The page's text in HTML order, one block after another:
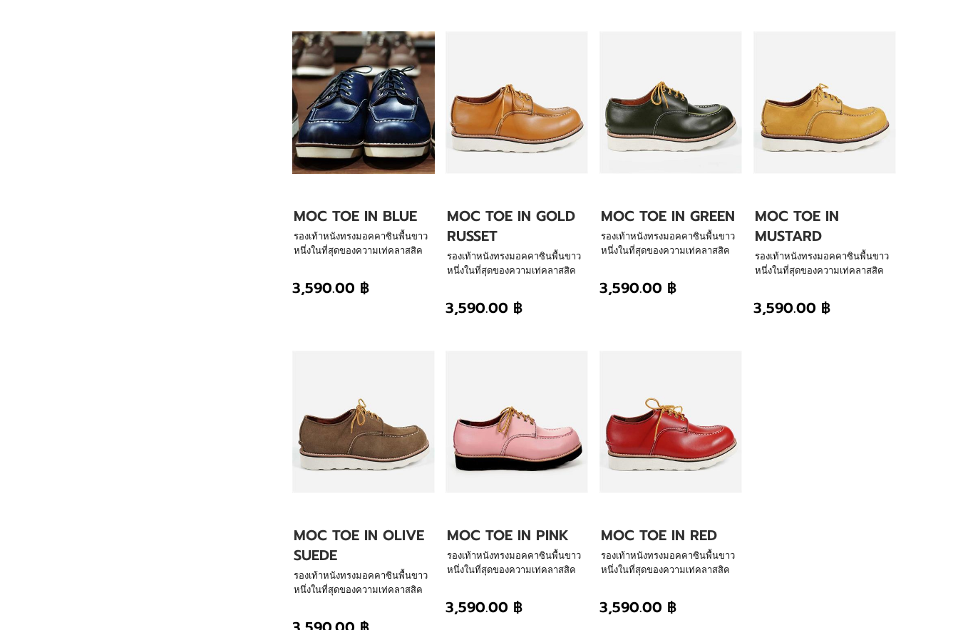
MOC TOE IN BLUE
รองเท้าหนังทรงมอคคาซินพื้นขาว
หนึ่งในที่สุดของความเท่คลาสสิค
การสรรสร้างของเรา พื้นนิ่ม น้ำ
3,590.00 ฿
MOC TOE IN GOLD
RUSSET
รองเท้าหนังทรงมอคคาซินพื้นขาว
หนึ่งในที่สุดของความเท่คลาสสิค
การสรรสร้างของเรา พื้นนิ่ม น้ำ
3,590.00 ฿
MOC TOE IN GREEN
รองเท้าหนังทรงมอคคาซินพื้นขาว
หนึ่งในที่สุดของความเท่คลาสสิค
การสรรสร้างของเรา พื้นนิ่ม น้ำ
3,590.00 ฿
MOC TOE IN
MUSTARD
รองเท้าหนังทรงมอคคาซินพื้นขาว
หนึ่งในที่สุดของความเท่คลาสสิค
การสรรสร้างของเรา พื้นนิ่ม น้ำ
3,590.00 ฿
MOC TOE IN OLIVE
SUEDE
รองเท้าหนังทรงมอคคาซินพื้นขาว
หนึ่งในที่สุดของความเท่คลาสสิค
MOC TOE IN PINK
รองเท้าหนังทรงมอคคาซินพื้นขาว
หนึ่งในที่สุดของความเท่คลาสสิค
การสรรสร้างของเรา พื้นนิ่ม น้ำ
3,590.00 ฿
MOC TOE IN RED
รองเท้าหนังทรงมอคคาซินพื้นขาว
หนึ่งในที่สุดของความเท่คลาสสิค
การสรรสร้างของเรา พื้นนิ่ม น้ำ
3,590.00 ฿